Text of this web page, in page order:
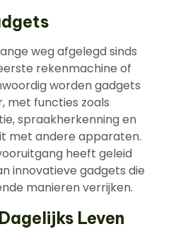
weg afgelegd sinds
rekenmachine of
worden gadgets
met functies zoals
spraakherkenning en
met andere apparaten.
heeft geleid
innovatieve gadgets die
manieren verrijken.
Leven